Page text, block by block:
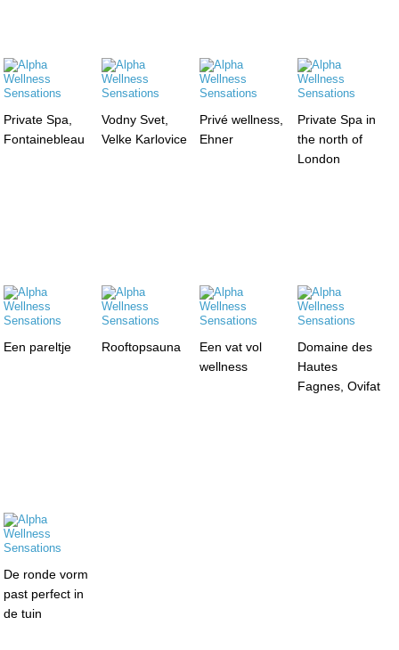
Private Spa,
Fontainebleau
Vodny Svet,
Velke Karlovice
Privé wellness,
Ehner
Private Spa in
the north of
London
Een pareltje Rooftopsauna
Een vat vol
wellness
Domaine des
Hautes
Fagnes, Ovifat
De ronde vorm
past perfect in
de tuin